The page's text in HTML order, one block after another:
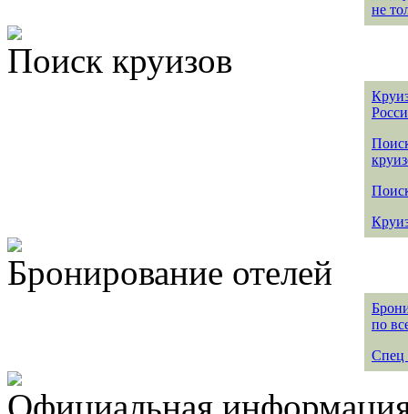
не
Поиск круизов
Бронирование отелей
по
Спец
Официальная